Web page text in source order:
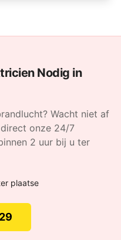
Nodig in
Wacht niet af
onze 24/7
2 uur bij u ter
plaatse